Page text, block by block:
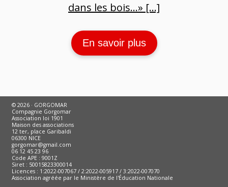
dans les bois…» […]
En savoir plus
© 2026 · GORGOMAR
Compagnie Gorgomar
Association loi 1901
Maison des associations
12 ter, place Garibaldi
06300 NICE
gorgomar@gmail.com
06 12 45 23 96
Code APE : 9001Z
Siret : 50015823300014
Licences : 1:2022-007067 / 2:2022-005917 / 3:2022-007070
Association agréée par le Ministère de l'Éducation Nationale